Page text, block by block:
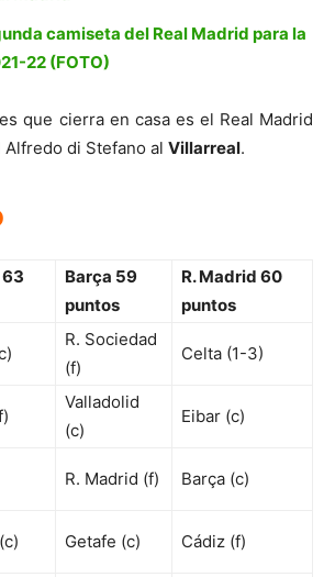
camiseta del Real Madrid para la
22 (FOTO)
que cierra en casa es el Real Madrid
di Stefano al Villarreal.
Barça 59
puntos
R. Madrid 60
puntos
R. Sociedad
(f)
Celta (1-3)
Valladolid
(c)
Eibar (c)
R. Madrid (f) Barça (c)
Getafe (c) Cádiz (f)